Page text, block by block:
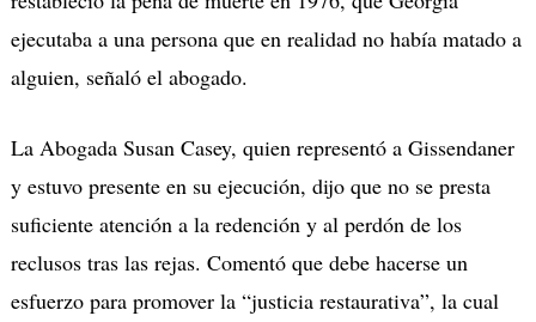
ejecutaba a una persona que en realidad no había matado a
alguien, señaló el abogado.
La Abogada Susan Casey, quien representó a Gissendaner
y estuvo presente en su ejecución, dijo que no se presta
suficiente atención a la redención y al perdón de los
reclusos tras las rejas. Comentó que debe hacerse un
esfuerzo para promover la “justicia restaurativa”, la cual